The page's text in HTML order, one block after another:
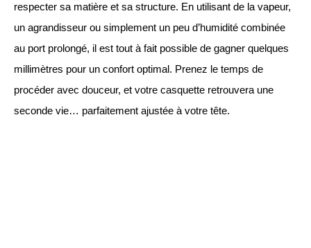
respecter sa matière et sa structure. En utilisant de la vapeur,
un agrandisseur ou simplement un peu d’humidité combinée
au port prolongé, il est tout à fait possible de gagner quelques
millimètres pour un confort optimal. Prenez le temps de
procéder avec douceur, et votre casquette retrouvera une
seconde vie… parfaitement ajustée à votre tête.